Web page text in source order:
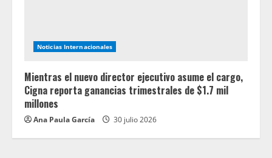
Noticias Internacionales
Mientras el nuevo director ejecutivo asume el cargo,
Cigna reporta ganancias trimestrales de $1.7 mil
millones
Ana Paula García 30 julio 2026